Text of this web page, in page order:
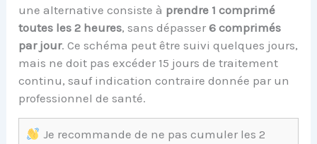
une alternative consiste à prendre 1 comprimé
toutes les 2 heures, sans dépasser6 comprimés
par jour. Ce schéma peut être suivi quelques jours,
mais ne doit pas excéder 15 jours de traitement
continu, sauf indication contraire donnée par un
professionnel de santé.
Je recommande de ne pas cumuler les 2